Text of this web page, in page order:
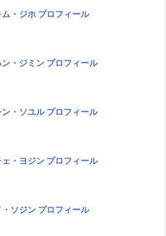
・ジホ プロフィール
・ジミン プロフィール
・ソユル プロフィール
・ヨジン プロフィール
ソジン プロフィール